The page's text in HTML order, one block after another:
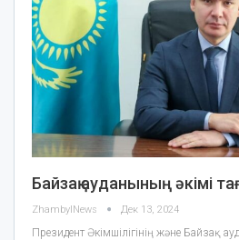
Байзақ ауданының әкімі
ZhambylNews Дек 13, 2024
Президент Әкімшілігінің және Байзақ